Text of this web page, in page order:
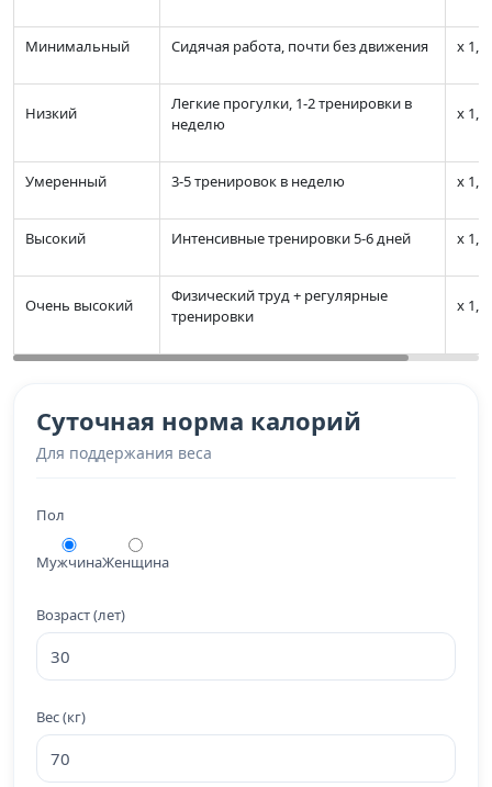
Минимальный Сидячая работа, почти без движения х 1,2
Низкий
Легкие прогулки, 1-2 тренировки в
неделю
х
Умеренный 3-5 тренировок в неделю х
Высокий Интенсивные тренировки 5-6 дней х
Очень высокий
Физический труд + регулярные
тренировки
х 1,9
Суточная норма калорий
Для поддержания веса
Пол
МужчинаЖенщина
Возраст (лет)
Вес (кг)